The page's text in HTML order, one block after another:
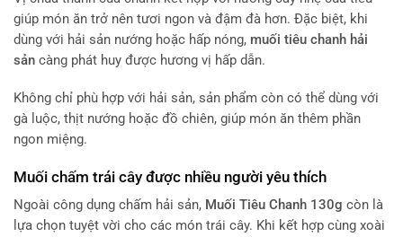
giúp món ăn trở nên tươi ngon và đậm đà hơn. Đặc biệt, khi
dùng với hải sản nướng hoặc hấp nóng, muối tiêu chanh hải
sản càng phát huy được hương vị hấp dẫn.
Không chỉ phù hợp với hải sản, sản phẩm còn có thể dùng với
gà luộc, thịt nướng hoặc đồ chiên, giúp món ăn thêm phần
ngon miệng.
Muối chấm trái cây được nhiều người yêu thích
Ngoài công dụng chấm hải sản, Muối Tiêu Chanh 130g còn là
lựa chọn tuyệt vời cho các món trái cây. Khi kết hợp cùng xoài